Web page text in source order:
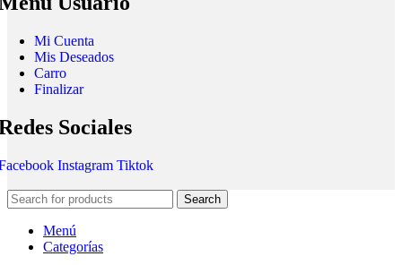
Mi Cuenta
Mis Deseados
Carro
Finalizar
Sociales
Instagram Tiktok
Search
Menú
Categorías